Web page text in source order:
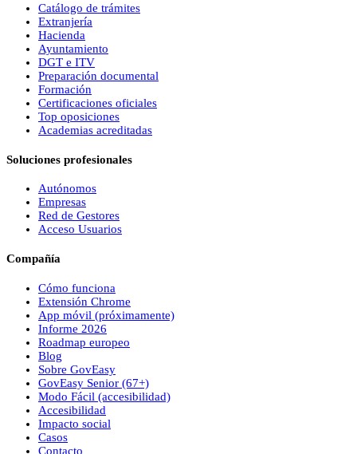
Catálogo de trámites
Extranjería
Hacienda
Ayuntamiento
DGT e ITV
Preparación documental
Formación
Certificaciones oficiales
Top oposiciones
Academias acreditadas
Soluciones profesionales
Autónomos
Empresas
Red de Gestores
Acceso Usuarios
Compañía
Cómo funciona
Extensión Chrome
App móvil (próximamente)
Informe 2026
Roadmap europeo
Blog
Sobre GovEasy
GovEasy Senior (67+)
Modo Fácil (accesibilidad)
Accesibilidad
Impacto social
Casos
Contacto